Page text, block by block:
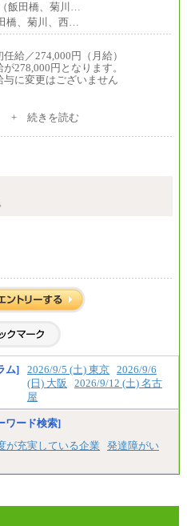
飯田橋、菊川…
橋、菊川、西…
任給／274,000円（月給）
278,000円となります。
に変更はございません
円（月給）～
考慮のうえ、当社規程により優
態に応じて、上記給与の範囲内
に変更はございません
+ 続きを読む
ム] 2026/9/5 (土) 東京 2026/9/6
(日) 大阪
2026/9/12 (土) 名古
屋
ワード検索]
が充実している企業
発達障がい